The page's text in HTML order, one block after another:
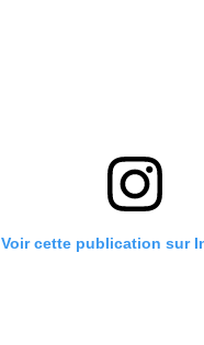
Voir cette publication sur